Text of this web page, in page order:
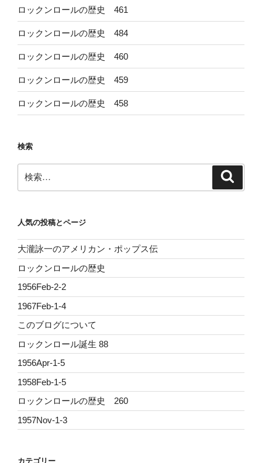
ロックンロールの歴史 461
ロックンロールの歴史 484
ロックンロールの歴史 460
ロックンロールの歴史 459
ロックンロールの歴史 458
検索
索:
人気の投稿とページ
大瀧詠一のアメリカン・ポップス伝
ロックンロールの歴史
1956Feb-2-2
1967Feb-1-4
このブログについて
ロックンロール誕生 88
1956Apr-1-5
1958Feb-1-5
ロックンロールの歴史 260
1957Nov-1-3
カテゴリー